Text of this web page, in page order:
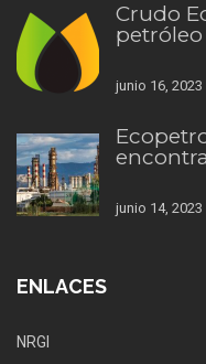
Crudo
petróleo
junio 16, 2023
junio 14, 2023
ENLACES
NRGI